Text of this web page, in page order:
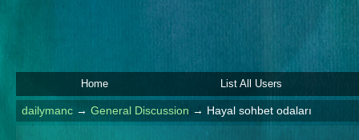
Home List All Users
dailymanc→ General Discussion → Hayal sohbet odaları